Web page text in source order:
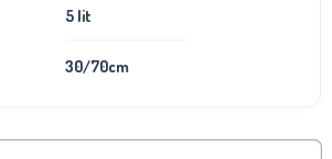
5 lit
30/70cm